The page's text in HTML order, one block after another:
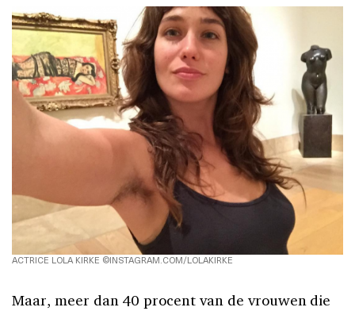
ACTRICE LOLA KIRKE ©INSTAGRAM.COM/LOLAKIRKE
Maar, meer dan 40 procent van de vrouwen die